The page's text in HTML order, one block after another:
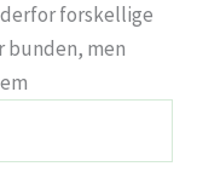
derfor forskellige
bunden, men